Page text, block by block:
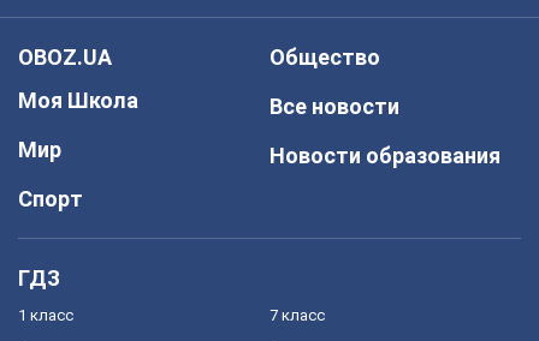
OBOZ.UA
Моя Школа
Мир
Спорт
Общество
Все новости
Новости образования
ГДЗ
1 класс 7 класс